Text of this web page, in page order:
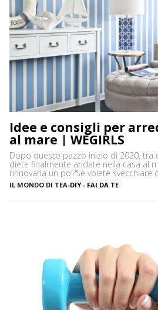
Idee e consigli per
al mare | WEGIRLS
Dopo questo pazzo inizio di 2020, tra
diete finalmente andate nella casa al
rinnovarla un po’?Se volete svecchiare
casa vostra – così come arredare
ma non sapete bene che stile di
IL MONDO DI TEA-DIY - FAI DA TE